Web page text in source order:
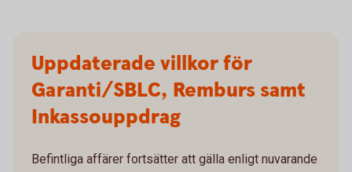
Uppdaterade villkor för
Garanti/SBLC, Remburs samt
Inkassouppdrag
Befintliga affärer fortsätter att gälla enligt nuvarande